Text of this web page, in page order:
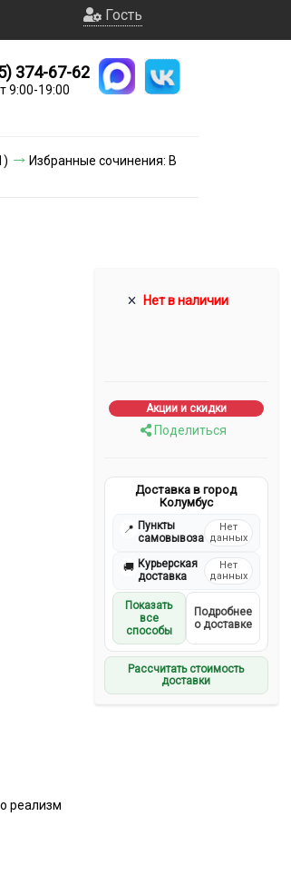
Гость
374-67-62
9:00-19:00
Избранные сочинения: В
Нет в наличии
Акции и скидки
Поделиться
Доставка в город
Колумбус
📍 Пункты
самовывоза
Нет
данных
🚚 Курьерская
доставка
Нет
данных
Показать
все
способы
Подробнее
о доставке
Рассчитать стоимость
доставки
реализм